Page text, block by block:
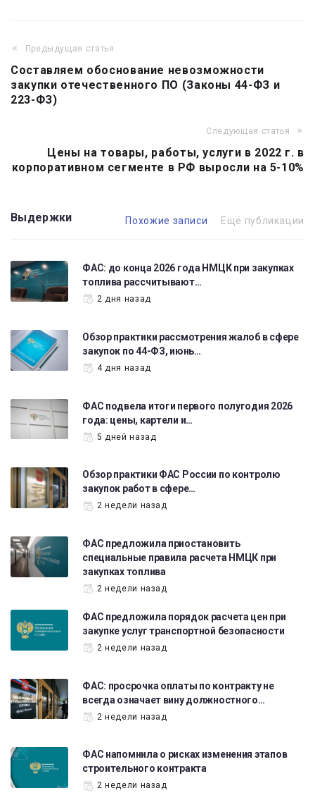
Навигация
по
записям
Предыдущая статья
Составляем обоснование невозможности
закупки отечественного ПО (Законы 44-ФЗ и
223-ФЗ)
Следующая статья
Цены на товары, работы, услуги в 2022 г. в
корпоративном сегменте в РФ выросли на 5-10%
Выдержки Похожие записи Ещё публикации
ФАС: до конца 2026 года НМЦК при закупках
топлива рассчитывают…
2 дня назад
Обзор практики рассмотрения жалоб в сфере
закупок по 44-ФЗ, июнь…
4 дня назад
ФАС подвела итоги первого полугодия 2026
года: цены, картели и…
5 дней назад
Обзор практики ФАС России по контролю
закупок работ в сфере…
2 недели назад
ФАС предложила приостановить
специальные правила расчета НМЦК при
закупках топлива
2 недели назад
ФАС предложила порядок расчета цен при
закупке услуг транспортной безопасности
2 недели назад
ФАС: просрочка оплаты по контракту не
всегда означает вину должностного…
2 недели назад
ФАС напомнила о рисках изменения этапов
строительного контракта
2 недели назад